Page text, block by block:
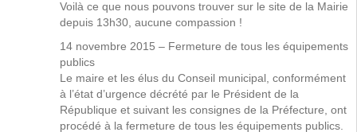
Voilà ce que nous pouvons trouver sur le site de la Mairie
depuis 13h30, aucune compassion !
14 novembre 2015 – Fermeture de tous les équipements
publics
Le maire et les élus du Conseil municipal, conformément
à l’état d’urgence décrété par le Président de la
République et suivant les consignes de la Préfecture, ont
procédé à la fermeture de tous les équipements publics.